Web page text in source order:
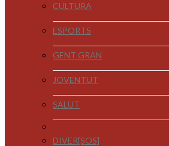
CULTURA
ESPORTS
GENT GRAN
JOVENTUT
SALUT
DIVER[SOS]